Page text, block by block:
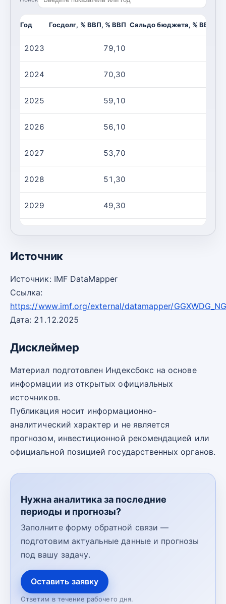
Год Госдолг, % ВВП, % ВВП Сальдо бюджета, % ВВП, %
2023 79,10
2024 70,30
2025 59,10
2026 56,10
2027 53,70
2028 51,30
2029 49,30
Источник
Источник: IMF DataMapper
Ссылка:
https://www.imf.org/external/datamapper/
Дата: 21.12.2025
Дисклеймер
Материал подготовлен Индексбокс на основе
информации из открытых официальных
источников.
Публикация носит информационно-
аналитический характер и не является
прогнозом, инвестиционной рекомендацией или
официальной позицией государственных органов.
Нужна аналитика за последние
периоды и прогнозы?
Заполните форму обратной связи —
подготовим актуальные данные и прогнозы
под вашу задачу.
Оставить заявку
Ответим в течение рабочего дня.